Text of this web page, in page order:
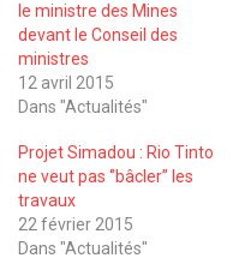
le ministre des Mines
devant le Conseil des
ministres
12 avril 2015
Dans "Actualités"
Projet Simadou : Rio Tinto
ne veut pas ‘’bâcler’’ les
travaux
22 février 2015
Dans "Actualités"